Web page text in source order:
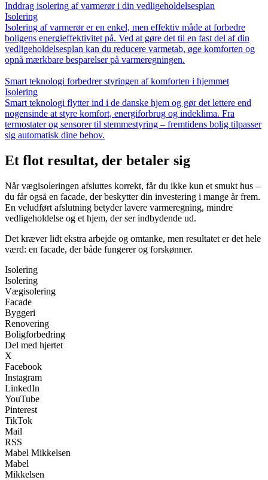
Inddrag isolering af varmerør i din vedligeholdelsesplan
Isolering
Isolering af varmerør er en enkel, men effektiv måde at forbedre
boligens energieffektivitet på. Ved at gøre det til en fast del af din
vedligeholdelsesplan kan du reducere varmetab, øge komforten og
opnå mærkbare besparelser på varmeregningen.
Smart teknologi forbedrer styringen af komforten i hjemmet
Isolering
Smart teknologi flytter ind i de danske hjem og gør det lettere end
nogensinde at styre komfort, energiforbrug og indeklima. Fra
termostater og sensorer til stemmestyring – fremtidens bolig tilpasser
sig automatisk dine behov.
Et flot resultat, der betaler sig
Når vægisoleringen afsluttes korrekt, får du ikke kun et smukt hus –
du får også en facade, der beskytter din investering i mange år frem.
En veludført afslutning betyder lavere varmeregning, mindre
vedligeholdelse og et hjem, der ser indbydende ud.
Det kræver lidt ekstra arbejde og omtanke, men resultatet er det hele
værd: en facade, der både fungerer og forskønner.
Isolering
Isolering
Vægisolering
Facade
Byggeri
Renovering
Boligforbedring
Del med hjertet
X
Facebook
Instagram
LinkedIn
YouTube
Pinterest
TikTok
Mail
RSS
Mabel Mikkelsen
Mabel
Mikkelsen